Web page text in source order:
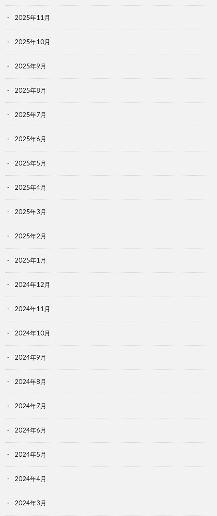
2025年11月
2025年10月
2025年9月
2025年8月
2025年7月
2025年6月
2025年5月
2025年4月
2025年3月
2025年2月
2025年1月
2024年12月
2024年11月
2024年10月
2024年9月
2024年8月
2024年7月
2024年6月
2024年5月
2024年4月
2024年3月